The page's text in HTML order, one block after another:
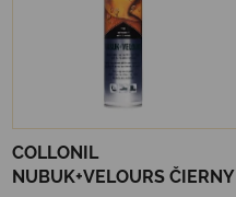
COLLONIL
NUBUK+VELOURS ČIERNY